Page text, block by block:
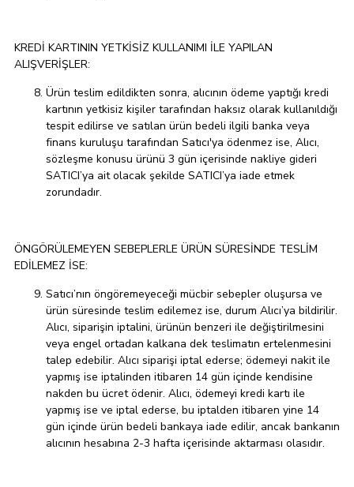
KREDİ KARTININ YETKİSİZ KULLANIMI İLE YAPILAN
ALIŞVERİŞLER:
Ürün teslim edildikten sonra, alıcının ödeme yaptığı kredi
kartının yetkisiz kişiler tarafından haksız olarak kullanıldığı
tespit edilirse ve satılan ürün bedeli ilgili banka veya
finans kuruluşu tarafından Satıcı'ya ödenmez ise, Alıcı,
sözleşme konusu ürünü 3 gün içerisinde nakliye gideri
SATICI’ya ait olacak şekilde SATICI’ya iade etmek
zorundadır.
ÖNGÖRÜLEMEYEN SEBEPLERLE ÜRÜN SÜRESİNDE TESLİM
EDİLEMEZ İSE:
Satıcı’nın öngöremeyeceği mücbir sebepler oluşursa ve
ürün süresinde teslim edilemez ise, durum Alıcı’ya bildirilir.
Alıcı, siparişin iptalini, ürünün benzeri ile değiştirilmesini
veya engel ortadan kalkana dek teslimatın ertelenmesini
talep edebilir. Alıcı siparişi iptal ederse; ödemeyi nakit ile
yapmış ise iptalinden itibaren 14 gün içinde kendisine
nakden bu ücret ödenir. Alıcı, ödemeyi kredi kartı ile
yapmış ise ve iptal ederse, bu iptalden itibaren yine 14
gün içinde ürün bedeli bankaya iade edilir, ancak bankanın
alıcının hesabına 2-3 hafta içerisinde aktarması olasıdır.